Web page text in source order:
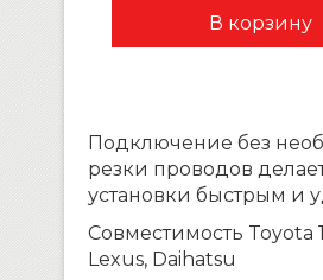
Подключение без
резки проводов
установки быстрым и
Совместимость Toyota
Lexus, Daihatsu